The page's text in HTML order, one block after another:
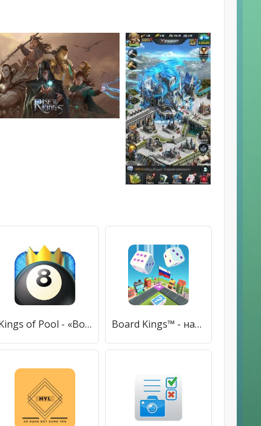
Kings of Pool - «Восьмерка» Board Kings™️ - настольные игры онлайн